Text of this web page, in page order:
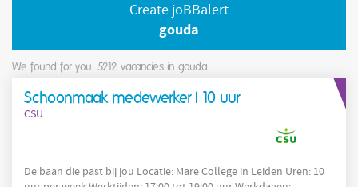
Create joBBalert
gouda
We found for you: 5212 vacancies in gouda
Schoonmaak medewerker | 10 uur
CSU
De baan die past bij jou Locatie: Mare College in Leiden Uren: 10